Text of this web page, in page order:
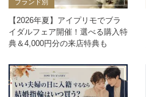
ブランド別
【2026年夏】アイプリモでブラ
イダルフェア開催！選べる購入特
典＆4,000円分の来店特典も